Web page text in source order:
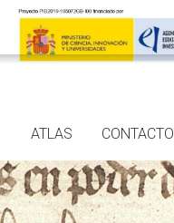
ATLAS CONTACTO